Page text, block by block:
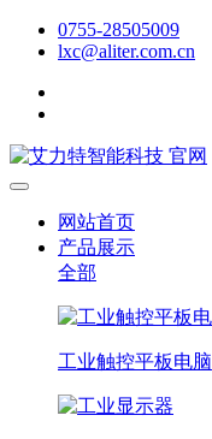
0755-28505009
lxc@aliter.com.cn
网站首页
产品展示
全部
工业触控平板电脑